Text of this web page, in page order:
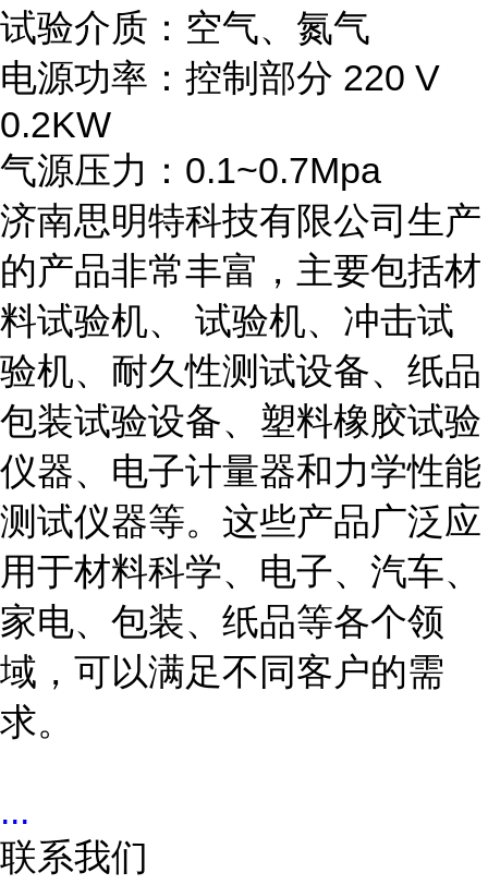
试验介质：空气、氮气
电源功率：控制部分 220 V
0.2KW
气源压力：0.1~0.7Mpa
济南思明特科技有限公司生产
的产品非常丰富，主要包括材
料试验机、 试验机、冲击试
验机、耐久性测试设备、纸品
包装试验设备、塑料橡胶试验
仪器、电子计量器和力学性能
测试仪器等。这些产品广泛应
用于材料科学、电子、汽车、
家电、包装、纸品等各个领
域，可以满足不同客户的需
求。
...
联系我们